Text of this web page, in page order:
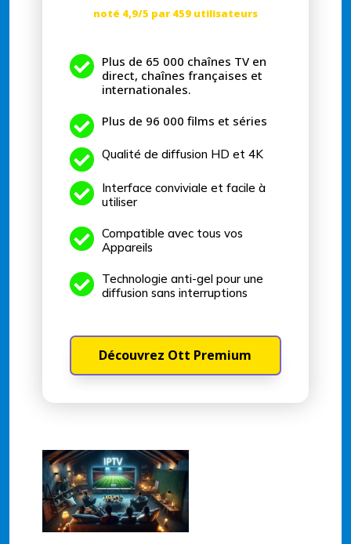
noté 4,9/5 par 459 utilisateurs
 Plus de 65 000 chaînes TV en
direct, chaînes françaises et
internationales.
 Plus de 96 000 films et séries
 Qualité de diffusion HD et 4K
 Interface conviviale et facile à
utiliser
 Compatible avec tous vos
Appareils
 Technologie anti-gel pour une
diffusion sans interruptions
Découvrez Ott Premium